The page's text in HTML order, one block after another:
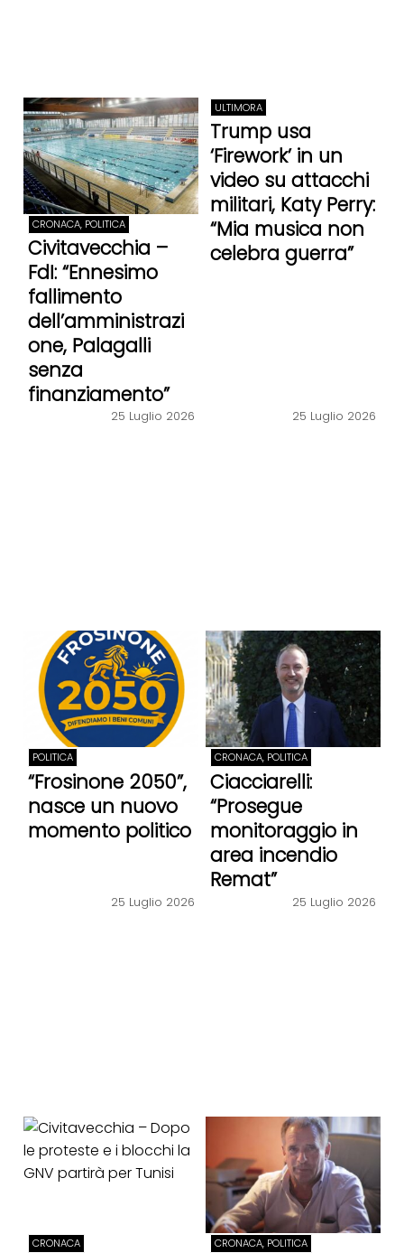
CRONACA, POLITICA
Civitavecchia –
FdI: “Ennesimo
fallimento
dell’amministrazi
one, Palagalli
senza
finanziamento”
25 Luglio 2026
ULTIMORA
Trump usa
‘Firework’ in un
video su attacchi
militari, Katy Perry:
“Mia musica non
celebra guerra”
25 Luglio 2026
POLITICA
“Frosinone 2050”,
nasce un nuovo
momento politico
25 Luglio 2026
CRONACA, POLITICA
Ciacciarelli:
“Prosegue
monitoraggio in
area incendio
Remat”
25 Luglio 2026
CRONACA CRONACA, POLITICA